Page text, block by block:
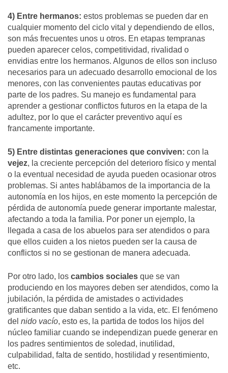
4) Entre hermanos: estos problemas se pueden dar en
cualquier momento del ciclo vital y dependiendo de ellos,
son más frecuentes unos u otros. En etapas tempranas
pueden aparecer celos, competitividad, rivalidad o
envidias entre los hermanos. Algunos de ellos son incluso
necesarios para un adecuado desarrollo emocional de los
menores, con las convenientes pautas educativas por
parte de los padres. Su manejo es fundamental para
aprender a gestionar conflictos futuros en la etapa de la
adultez, por lo que el carácter preventivo aquí es
francamente importante.
5) Entre distintas generaciones que conviven: con la
vejez, la creciente percepción del deterioro físico y mental
o la eventual necesidad de ayuda pueden ocasionar otros
problemas. Si antes hablábamos de la importancia de la
autonomía en los hijos, en este momento la percepción de
pérdida de autonomía puede generar importante malestar,
afectando a toda la familia. Por poner un ejemplo, la
llegada a casa de los abuelos para ser atendidos o para
que ellos cuiden a los nietos pueden ser la causa de
conflictos si no se gestionan de manera adecuada.
Por otro lado, los cambios sociales que se van
produciendo en los mayores deben ser atendidos, como la
jubilación, la pérdida de amistades o actividades
gratificantes que daban sentido a la vida, etc. El fenómeno
del nido vacío, esto es, la partida de todos los hijos del
núcleo familiar cuando se independizan puede generar en
los padres sentimientos de soledad, inutilidad,
culpabilidad, falta de sentido, hostilidad y resentimiento,
etc.